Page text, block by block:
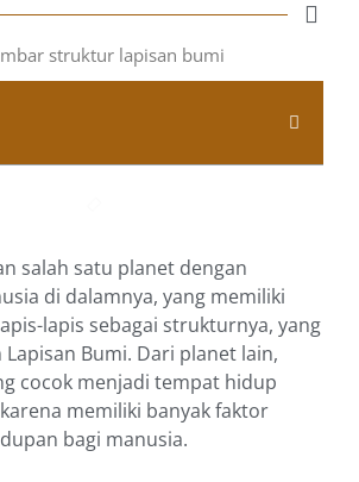
salah satu planet dengan
di dalamnya, yang memiliki
lapis sebagai strukturnya, yang
Bumi. Dari planet lain,
cocok menjadi tempat hidup
memiliki banyak faktor
bagi manusia.